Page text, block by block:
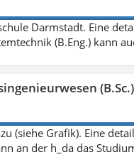
Darmstadt. Eine
(B.Eng.) kann
(B.Sc.)
(siehe Grafik). Eine
an der h_da das